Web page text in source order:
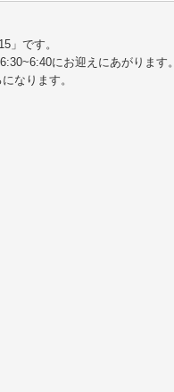
」です。
にお迎えにあがります。
なります。